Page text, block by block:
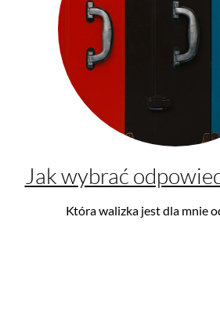
Jak wybrać
Która walizka jest dla mnie